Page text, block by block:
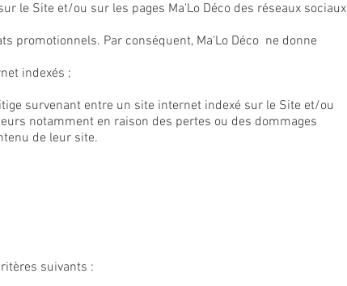
le Site et/ou sur les pages Ma'Lo Déco des réseaux sociaux
promotionnels. Par conséquent, Ma'Lo Déco ne donne
indexés ;
survenant entre un site internet indexé sur le Site et/ou
notamment en raison des pertes ou des dommages
de leur site.
suivants :